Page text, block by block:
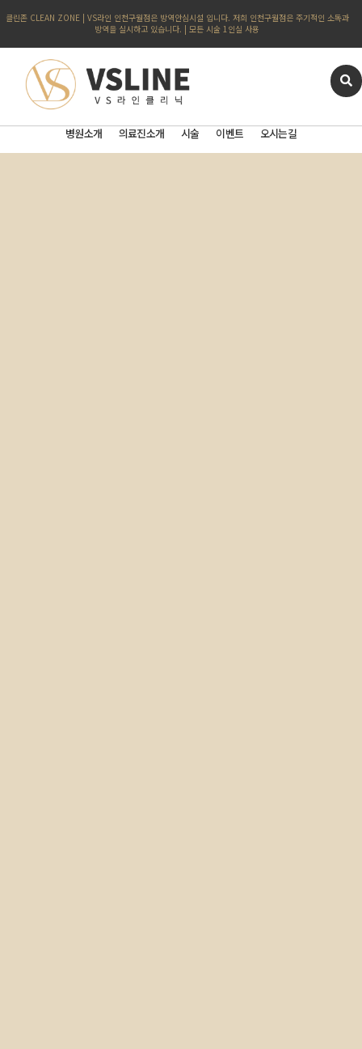
클린존 CLEAN ZONE | VS라인 인천구월점은 방역안심시설 입니다. 저희 인천구월점은 주기적인 소독과
방역을 실시하고 있습니다. | 모든 시술 1인실 사용
병원소개 의료진소개 시술 이벤트 오시는길